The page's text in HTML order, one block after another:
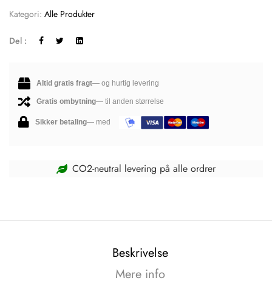
Kategori: Alle Produkter
Del :
Altid gratis fragt— og hurtig levering
Gratis ombytning— til anden størrelse
Sikker betaling— med
CO2-neutral levering på alle ordrer
Beskrivelse
Mere info